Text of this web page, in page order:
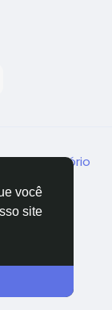
você
site
Diretório